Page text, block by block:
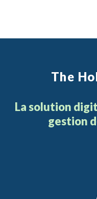
The Ho
La solution
gestion